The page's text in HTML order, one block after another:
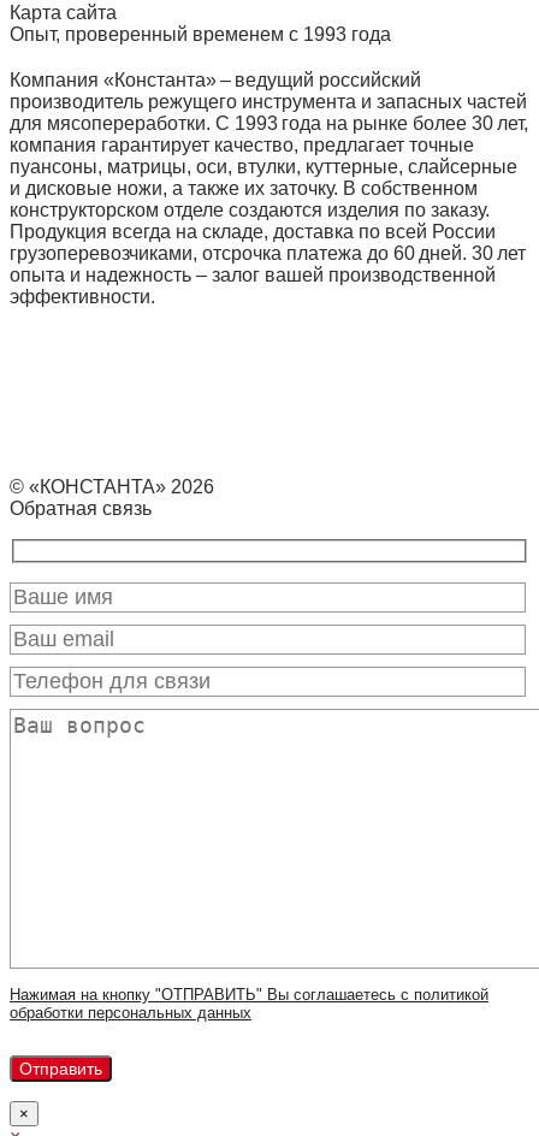
Карта сайта
Опыт, проверенный временем с 1993 года
Компания «Константа» – ведущий российский
производитель режущего инструмента и запасных частей
для мясопереработки. С 1993 года на рынке более 30 лет,
компания гарантирует качество, предлагает точные
пуансоны, матрицы, оси, втулки, куттерные, слайсерные
и дисковые ножи, а также их заточку. В собственном
конструкторском отделе создаются изделия по заказу.
Продукция всегда на складе, доставка по всей России
грузоперевозчиками, отсрочка платежа до 60 дней. 30 лет
опыта и надежность – залог вашей производственной
эффективности.
© «КОНСТАНТА» 2026
Обратная связь
Нажимая на кнопку "ОТПРАВИТЬ" Вы соглашаетесь с политикой
обработки персональных данных
×